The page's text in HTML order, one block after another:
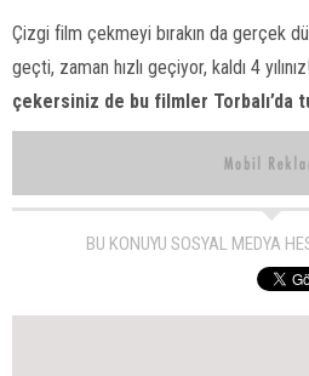
Çizgi film çekmeyi bırakın da gerçek
geçti, zaman hızlı geçiyor, kaldı 4 yılınız!
çekersiniz de bu filmler Torbalı’da
BU KONUYU SOSYAL MEDYA